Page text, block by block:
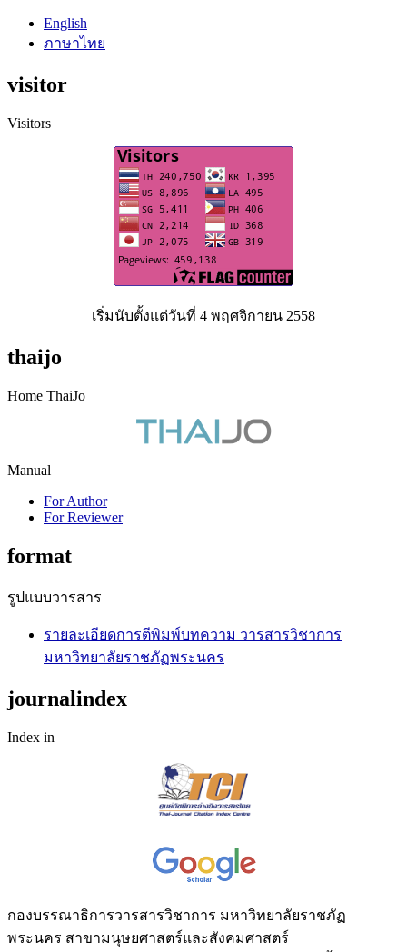
English
ภาษาไทย
visitor
Visitors
เริ่มนับตั้งแต่วันที่ 4 พฤศจิกายน 2558
thaijo
Home ThaiJo
Manual
For Author
For Reviewer
format
รูปแบบวารสาร
รายละเอียดการตีพิมพ์บทความ วารสารวิชาการ
มหาวิทยาลัยราชภัฏพระนคร
journalindex
Index in
กองบรรณาธิการวารสารวิชาการ มหาวิทยาลัยราชภัฏ
พระนคร สาขามนุษยศาสตร์และสังคมศาสตร์